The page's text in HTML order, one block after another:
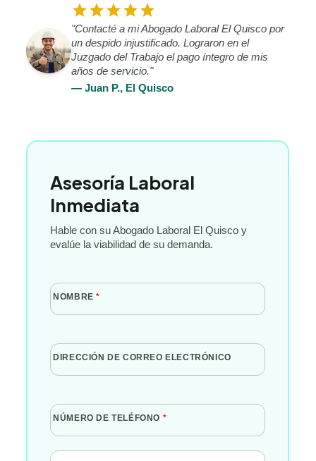
starstarstarstarstar
"Contacté a mi Abogado Laboral El Quisco por
un despido injustificado. Lograron en el
Juzgado del Trabajo el pago íntegro de mis
años de servicio."
— Juan P., El Quisco
Asesoría Laboral
Inmediata
Hable con su Abogado Laboral El Quisco y
evalúe la viabilidad de su demanda.
NOMBRE*
DIRECCIÓN DE CORREO ELECTRÓNICO
NÚMERO DE TELÉFONO *